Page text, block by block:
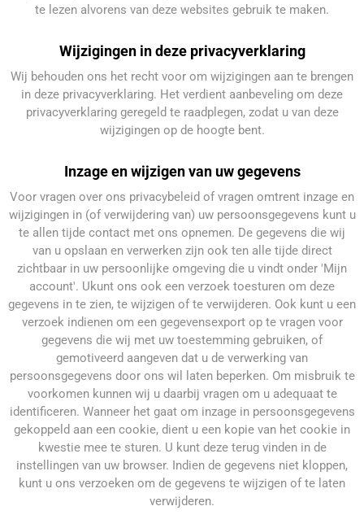
te lezen alvorens van deze websites gebruik te maken.
Wijzigingen in deze privacyverklaring
Wij behouden ons het recht voor om wijzigingen aan te brengen
in deze privacyverklaring. Het verdient aanbeveling om deze
privacyverklaring geregeld te raadplegen, zodat u van deze
wijzigingen op de hoogte bent.
Inzage en wijzigen van uw gegevens
Voor vragen over ons privacybeleid of vragen omtrent inzage en
wijzigingen in (of verwijdering van) uw persoonsgegevens kunt u
te allen tijde contact met ons opnemen. De gegevens die wij
van u opslaan en verwerken zijn ook ten alle tijde direct
zichtbaar in uw persoonlijke omgeving die u vindt onder 'Mijn
account'. Ukunt ons ook een verzoek toesturen om deze
gegevens in te zien, te wijzigen of te verwijderen. Ook kunt u een
verzoek indienen om een gegevensexport op te vragen voor
gegevens die wij met uw toestemming gebruiken, of
gemotiveerd aangeven dat u de verwerking van
persoonsgegevens door ons wil laten beperken. Om misbruik te
voorkomen kunnen wij u daarbij vragen om u adequaat te
identificeren. Wanneer het gaat om inzage in persoonsgegevens
gekoppeld aan een cookie, dient u een kopie van het cookie in
kwestie mee te sturen. U kunt deze terug vinden in de
instellingen van uw browser. Indien de gegevens niet kloppen,
kunt u ons verzoeken om de gegevens te wijzigen of te laten
verwijderen.